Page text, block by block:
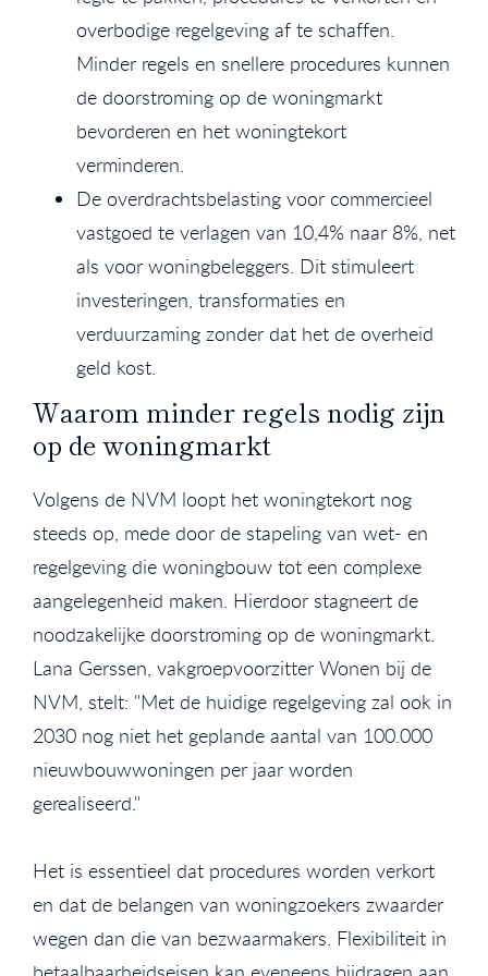
overbodige regelgeving af te schaffen.
Minder regels en snellere procedures kunnen
de doorstroming op de woningmarkt
bevorderen en het woningtekort
verminderen.
De overdrachtsbelasting voor commercieel
vastgoed te verlagen van 10,4% naar 8%, net
als voor woningbeleggers. Dit stimuleert
investeringen, transformaties en
verduurzaming zonder dat het de overheid
geld kost.
Waarom minder regels nodig zijn
op de woningmarkt
Volgens de NVM loopt het woningtekort nog
steeds op, mede door de stapeling van wet- en
regelgeving die woningbouw tot een complexe
aangelegenheid maken. Hierdoor stagneert de
noodzakelijke doorstroming op de woningmarkt.
Lana Gerssen, vakgroepvoorzitter Wonen bij de
NVM, stelt: "Met de huidige regelgeving zal ook in
2030 nog niet het geplande aantal van 100.000
nieuwbouwwoningen per jaar worden
gerealiseerd."
Het is essentieel dat procedures worden verkort
en dat de belangen van woningzoekers zwaarder
wegen dan die van bezwaarmakers. Flexibiliteit in